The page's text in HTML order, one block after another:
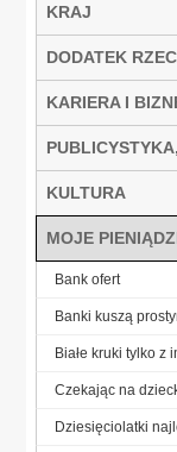
KRAJ
DODATEK
KARIERA I
KULTURA
MOJE
Bank ofert
Banki kuszą
Białe kruki tylko z
Czekając na
Dziesięciolatki